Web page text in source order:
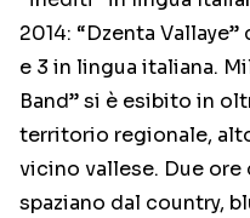
2014: “Dzenta
e 3 in lingua italiana.
Band” si è esibito in
territorio regionale,
vicino vallese. Due
spaziano dal country,